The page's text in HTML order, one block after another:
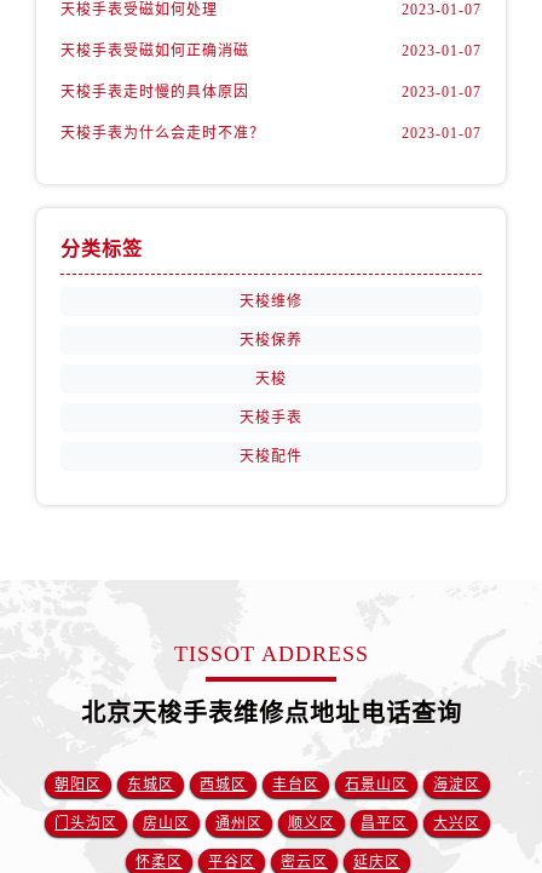
天梭手表受磁如何处理 2023-01-07
天梭手表受磁如何正确消磁 2023-01-07
天梭手表走时慢的具体原因 2023-01-07
天梭手表为什么会走时不准？ 2023-01-07
分类标签
天梭维修
天梭保养
天梭
天梭手表
天梭配件
TISSOT ADDRESS
北京天梭手表维修点地址电话查询
朝阳区 东城区 西城区 丰台区 石景山区 海淀区
门头沟区 房山区 通州区 顺义区 昌平区 大兴区
怀柔区 平谷区 密云区 延庆区